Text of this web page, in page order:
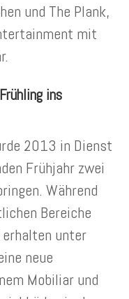
und The Plank,
mit
ins
2013 in Dienst
Frühjahr zwei
Während
Bereiche
unter
neue
Mobiliar und